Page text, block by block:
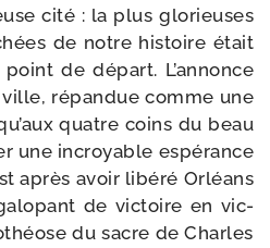
cité : la plus glo­rieuses
de notre his­toire était
de départ. L’annonce
répan­due comme une
quatre coins du beau
une incroyable espé­rance
après avoir libé­ré Orléans
de vic­toire en vic­
du sacre de Charles